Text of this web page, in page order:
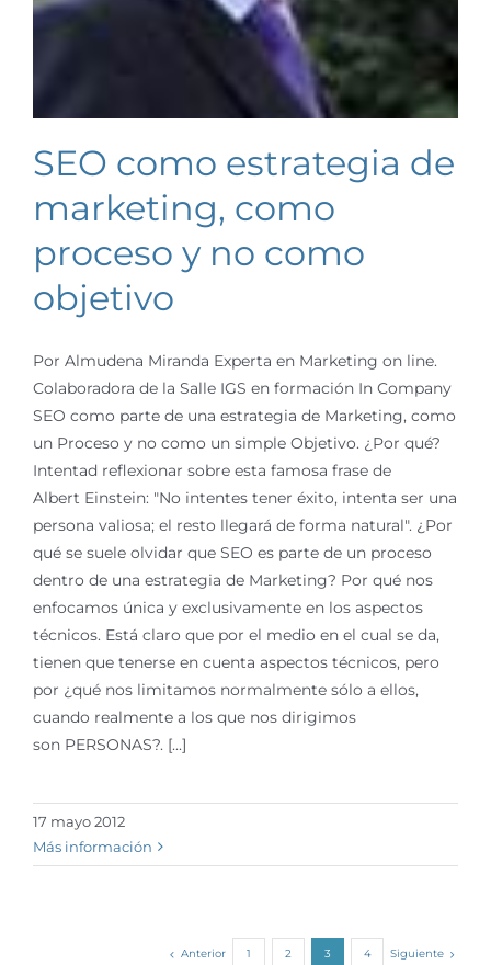
SEO como estrategia de
marketing, como
proceso y no como
objetivo
Por Almudena Miranda Experta en Marketing on line.
Colaboradora de la Salle IGS en formación In Company
SEO como parte de una estrategia de Marketing, como
un Proceso y no como un simple Objetivo. ¿Por qué?
Intentad reflexionar sobre esta famosa frase de
Albert Einstein: "No intentes tener éxito, intenta ser una
persona valiosa; el resto llegará de forma natural". ¿Por
qué se suele olvidar que SEO es parte de un proceso
dentro de una estrategia de Marketing? Por qué nos
enfocamos única y exclusivamente en los aspectos
técnicos. Está claro que por el medio en el cual se da,
tienen que tenerse en cuenta aspectos técnicos, pero
por ¿qué nos limitamos normalmente sólo a ellos,
cuando realmente a los que nos dirigimos
son PERSONAS?. [...]
17 mayo 2012
Más información
Anterior 1 2 3 4 Siguiente